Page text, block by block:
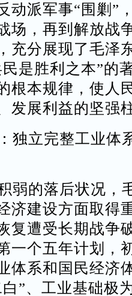
动派军事“围剿”
场，再到解放战
充分展现了毛泽
是胜利之本”的
根本规律，使人
发展利益的坚强
独立完整工业体
弱的落后状况，
济建设方面取得
复遭受长期战争
一个五年计划，
体系和国民经济
”、工业基础极